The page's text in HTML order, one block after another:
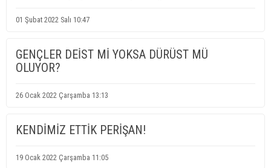
01 Şubat 2022 Salı 10:47
GENÇLER DEİST Mİ YOKSA DÜRÜST MÜ
OLUYOR?
26 Ocak 2022 Çarşamba 13:13
KENDİMİZ ETTİK PERİŞAN!
19 Ocak 2022 Çarşamba 11:05